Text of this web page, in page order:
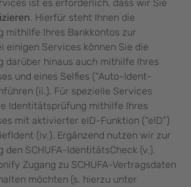
ist es erforderlich, dass wir Sie
. Hierfür steht Ihnen die
mithilfe Ihres Bankkontos zur
einigen Services können Sie die
darüber hinaus auch mithilfe Ihres
und eines Selfies (“Auto-Ident-
(ii.). Für spezielle Services
Identitätsprüfung mithilfe Ihres
mit aktivierter eID-Funktion (“eID”)
(iv.). Ergänzend nutzen wir zur
SCHUFA-IdentitätsCheck (v.).
Zugang zu SCHUFA-Vertragsdaten
möchten (s. hierzu unter